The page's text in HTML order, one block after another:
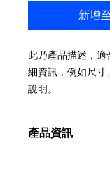
新增
此乃產品描述，
細資訊，例如尺
說明。
產品資訊